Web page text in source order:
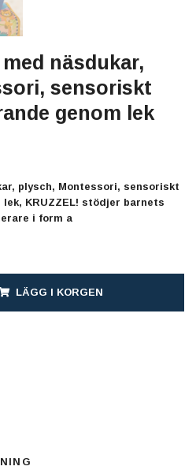
näsdukar,
sensoriskt
genom lek
plysch, Montessori, sensoriskt
KRUZZEL! stödjer barnets
i form a
LÄGG I KORGEN